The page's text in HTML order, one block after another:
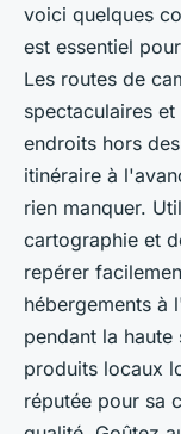
voici quelques
est essentiel
Les routes de
spectaculaires
endroits hors
itinéraire à
rien manquer.
cartographie et
repérer
hébergements à
pendant la
produits locaux
réputée pour sa